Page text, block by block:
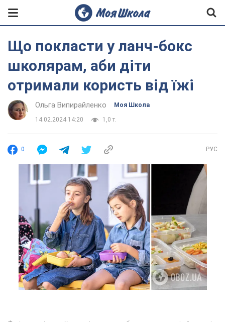
Що покласти у ланч-бокс
школярам, аби діти
отримали користь від їжі
Ольга Випирайленко Моя Школа
14.02.2024 14:20 1,0 т.
0 РУС